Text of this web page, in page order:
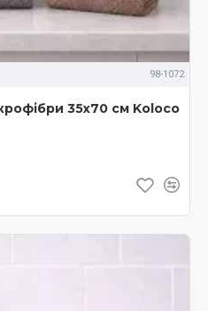
98-1072
35х70 см Koloco